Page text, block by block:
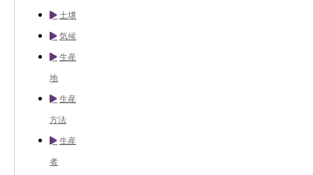
土壌
気候
生産
地
生産
方法
生産
者